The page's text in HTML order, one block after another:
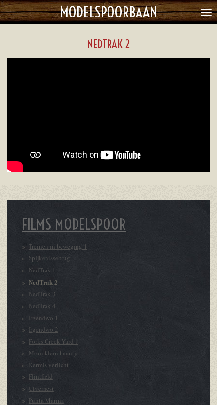
Ga
direct
MODELSPOORBAAN
NEDTRAK 2
FILMS MODELSPOOR
Treinen in beweging 1
Spijkenissebrug
NedTrak 1
NedTrak 2
NedTrak 3
NedTrak 4
Irgendwo 1
Irgendwo 2
Forks Creek Yard 1
Mooi klein baantje
Kermis verlicht
Flintfield
Uivernest
Punta Marina